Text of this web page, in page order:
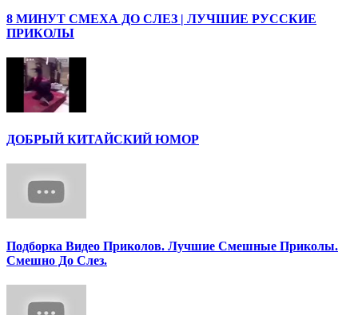
8 МИНУТ СМЕХА ДО СЛЕЗ | ЛУЧШИЕ РУССКИЕ
ПРИКОЛЫ
ДОБРЫЙ КИТАЙСКИЙ ЮМОР
Подборка Видео Приколов. Лучшие Смешные Приколы.
Смешно До Слез.